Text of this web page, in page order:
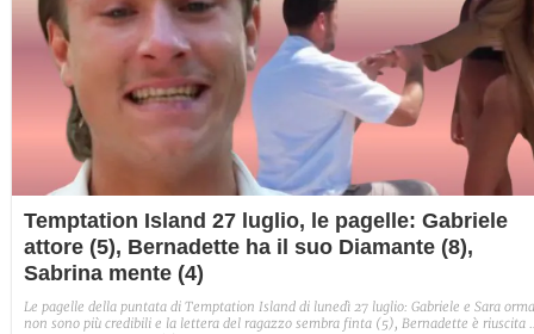
Temptation Island 27 luglio, le pagelle: Gabriele
attore (5), Bernadette ha il suo Diamante (8),
Sabrina mente (4)
Le pagelle della puntata di Temptation Island di lunedì 27 luglio: Gabriele e Sara
non sono più credibili e la lettera del ragazzo sembra finta (5), Bernadette è riuscita